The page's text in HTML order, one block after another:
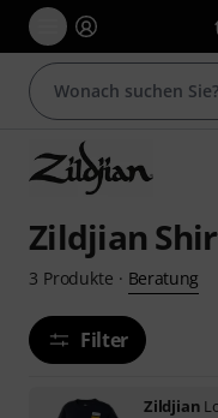
Zildjian
3 Produkte · Beratung
Filter
Zildjian